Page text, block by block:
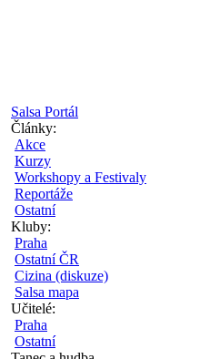
Salsa Portál
Články:
Akce
Kurzy
Workshopy a Festivaly
Reportáže
Ostatní
Kluby:
Praha
Ostatní ČR
Cizina (diskuze)
Salsa mapa
Učitelé:
Praha
Ostatní